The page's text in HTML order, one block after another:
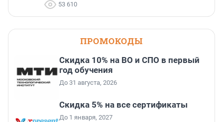
53 610
ПРОМОКОДЫ
Скидка 10% на ВО и СПО в первый
год обучения
До 31 августа, 2026
Скидка 5% на все сертификаты
До 1 января, 2027